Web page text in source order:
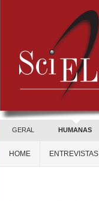
GERAL HUMANAS
HOME ENTREVISTAS